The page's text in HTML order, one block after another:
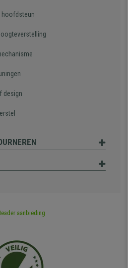
hoofdsteun
design